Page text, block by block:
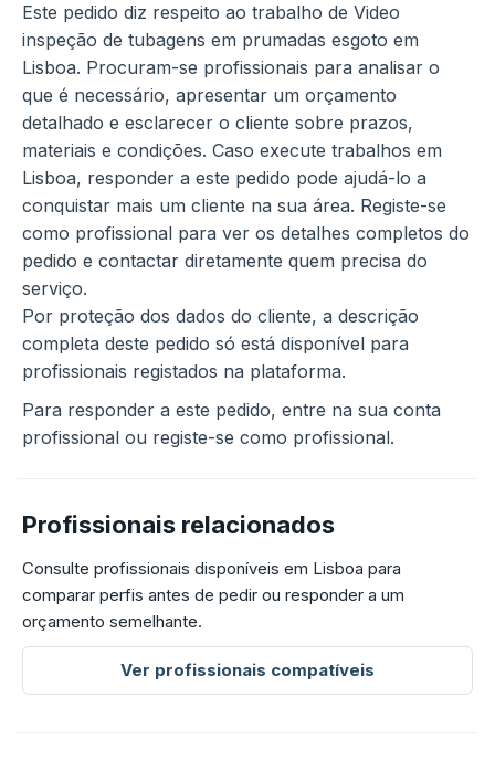
Este pedido diz respeito ao trabalho de Video
inspeção de tubagens em prumadas esgoto em
Lisboa. Procuram-se profissionais para analisar o
que é necessário, apresentar um orçamento
detalhado e esclarecer o cliente sobre prazos,
materiais e condições. Caso execute trabalhos em
Lisboa, responder a este pedido pode ajudá-lo a
conquistar mais um cliente na sua área. Registe-se
como profissional para ver os detalhes completos do
pedido e contactar diretamente quem precisa do
serviço.
Por proteção dos dados do cliente, a descrição
completa deste pedido só está disponível para
profissionais registados na plataforma.
Para responder a este pedido, entre na sua conta
profissional ou registe-se como profissional.
Profissionais relacionados
Consulte profissionais disponíveis em Lisboa para
comparar perfis antes de pedir ou responder a um
orçamento semelhante.
Ver profissionais compatíveis